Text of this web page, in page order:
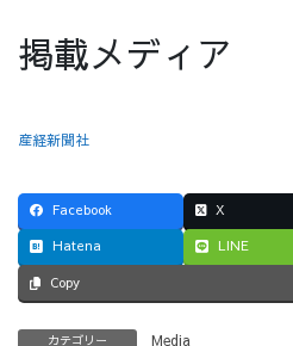
掲載メディア
産経新聞社
Facebook X
Hatena
LINE
Copy
カテゴリー Media